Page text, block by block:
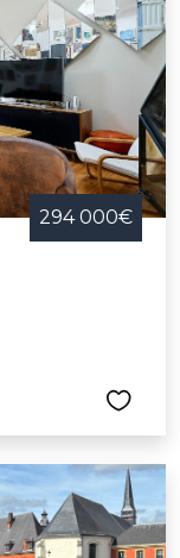
294 000€